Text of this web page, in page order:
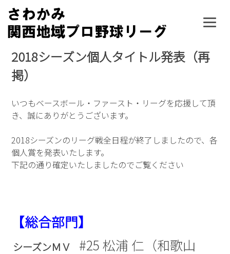
Skip
content
2018シーズン個人タイトル発表（再
掲）
いつもベースボール・ファースト・リーグを応援して頂
き、誠にありがとうございます。
2018シーズンのリーグ戦全日程が終了しましたので、各
個人賞を発表いたします。
下記の通り確定いたしましたのでご覧ください
【総合部門】
シーズンＭＶ
#25 松浦 仁（和歌山